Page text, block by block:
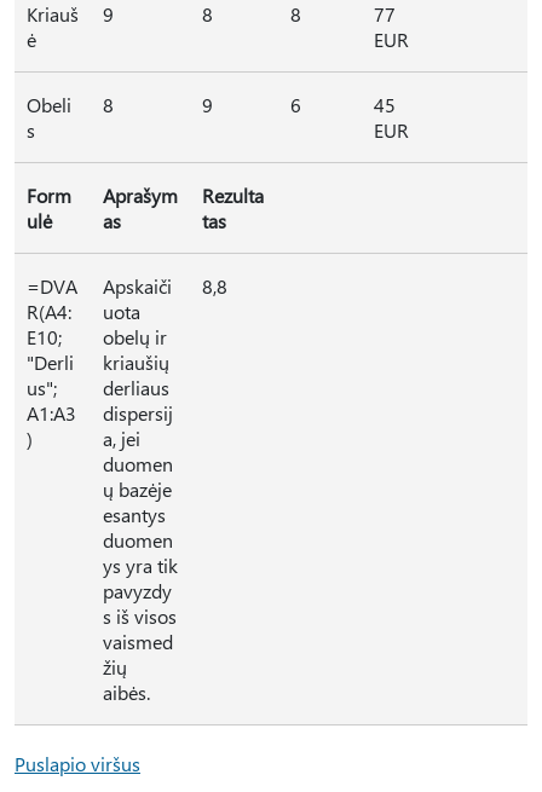
Kriauš
ė
9 8 8
77
EUR
Obeli
s
8 9 6
45
EUR
Form
ulė
Aprašym
as
Rezulta
tas
=DVA
R(A4:
E10;
"Derli
us";
A1:A3
)
Apskaiči
uota
obelų ir
kriaušių
derliaus
dispersij
a, jei
duomen
ų bazėje
esantys
duomen
ys yra tik
pavyzdy
s iš visos
vaismed
žių
aibės.
8,8
Puslapio viršus